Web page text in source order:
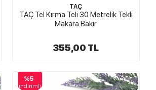
TAÇ
TAÇ Tel Kırma Teli 30 Metrelik Tekli
Makara Bakır
355,00 TL
%5
indirimli